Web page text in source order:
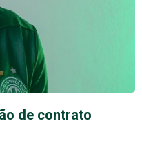
de contrato